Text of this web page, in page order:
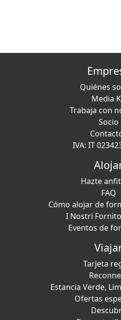
Quiénes
Media
Trabaja con
Socio
IVA: IT
Hazte
FAQ
Cómo alojar de
I Nostri
Eventos de
Tarjeta
Estancia Verde,
Ofertas